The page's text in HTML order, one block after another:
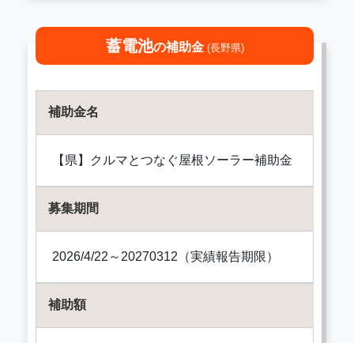
蓄電池の補助金 (長野県)
補助金名
【県】クルマとつなぐ屋根ソーラー補助金
募集期間
2026/4/22～20270312（実績報告期限）
補助額